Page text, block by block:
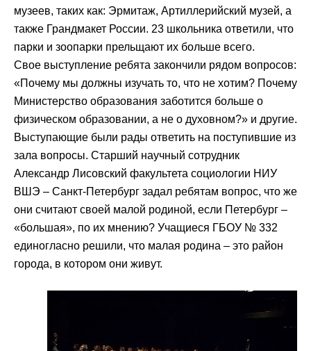
музеев, таких как: Эрмитаж, Артиллерийский музей, а
также Грандмакет России. 23 школьника ответили, что
парки и зоопарки прельщают их больше всего.
Свое выступление ребята закончили рядом вопросов:
«Почему мы должны изучать то, что не хотим? Почему
Министерство образования заботится больше о
физическом образовании, а не о духовном?» и другие.
Выступающие были рады ответить на поступившие из
зала вопросы. Старший научный сотрудник
Александр Лисовский факультета социологии НИУ
ВШЭ – Санкт-Петербург задал ребятам вопрос, что же
они считают своей малой родиной, если Петербург –
«большая», по их мнению? Учащиеся ГБОУ № 332
единогласно решили, что малая родина – это район
города, в котором они живут.